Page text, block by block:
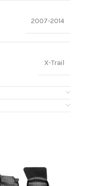
2007-2014
X-Trail